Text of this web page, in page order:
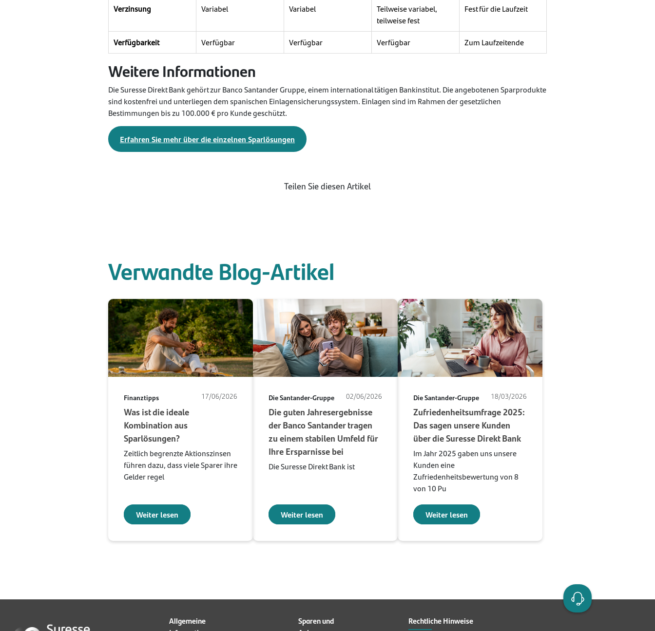
Verzinsung
Variabel Variabel
Teilweise variabel,
teilweise fest
Fest für die Laufzeit
Verfügbarkeit Verfügbar Verfügbar Verfügbar Zum Laufzeitende
Weitere Informationen
Die Suresse Direkt Bank gehört zur Banco Santander Gruppe, einem international tätigen Bankinstitut. Die angebotenen Sparprodukte
sind kostenfrei und unterliegen dem spanischen Einlagensicherungssystem. Einlagen sind im Rahmen der gesetzlichen
Bestimmungen bis zu 100.000 € pro Kunde geschützt.
Erfahren Sie mehr über die einzelnen Sparlösungen
Teilen Sie diesen Artikel
Verwandte Blog-Artikel
Finanztipps 17/06/2026
Was ist die ideale
Kombination aus
Sparlösungen?
Zeitlich begrenzte Aktionszinsen
führen dazu, dass viele Sparer ihre
Gelder regel
Weiter lesen
Die Santander-Gruppe 02/06/2026
Die guten Jahresergebnisse
der Banco Santander tragen
zu einem stabilen Umfeld für
Ihre Ersparnisse bei
Die Suresse Direkt Bank ist
Weiter lesen
Die Santander-Gruppe 18/03/2026
Zufriedenheitsumfrage 2025:
Das sagen unsere Kunden
über die Suresse Direkt Bank
Im Jahr 2025 gaben uns unsere
Kunden eine
Zufriedenheitsbewertung von 8
von 10 Pu
Weiter lesen
Allgemeine
Sparen und
Rechtliche Hinweise